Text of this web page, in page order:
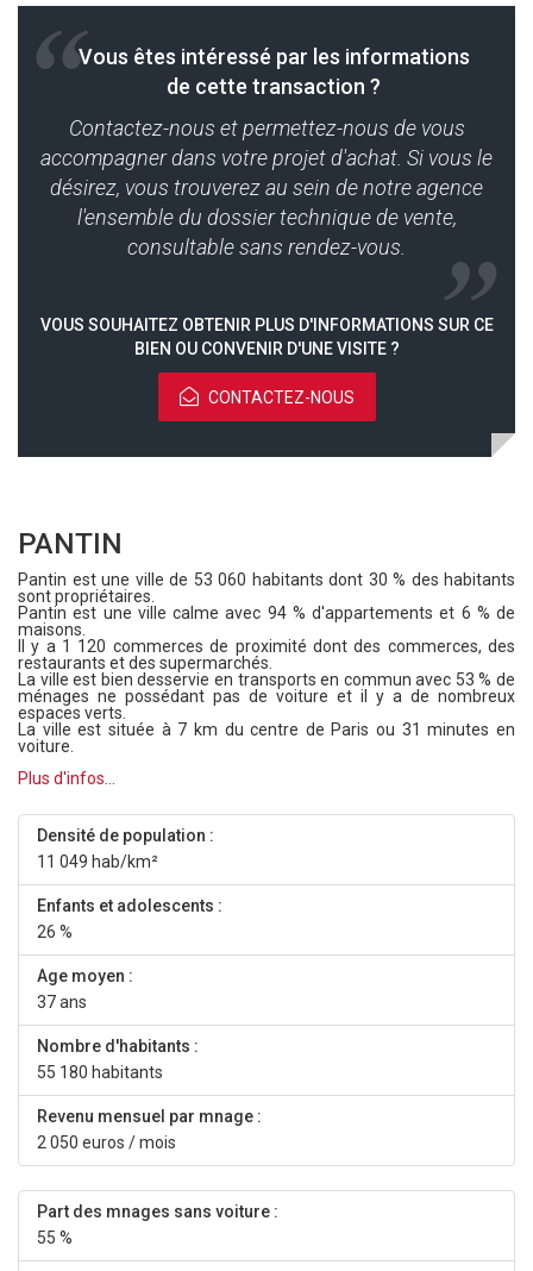
Vous êtes intéressé par les informations
de cette transaction ?
Contactez-nous et permettez-nous de vous
accompagner dans votre projet d'achat. Si vous le
désirez, vous trouverez au sein de notre agence
l'ensemble du dossier technique de vente,
consultable sans rendez-vous.
VOUS SOUHAITEZ OBTENIR PLUS D'INFORMATIONS SUR CE
BIEN OU CONVENIR D'UNE VISITE ?
CONTACTEZ-NOUS
PANTIN
Pantin est une ville de 53 060 habitants dont 30 % des habitants
sont propriétaires.
Pantin est une ville calme avec 94 % d'appartements et 6 % de
maisons.
Il y a 1 120 commerces de proximité dont des commerces, des
restaurants et des supermarchés.
La ville est bien desservie en transports en commun avec 53 % de
ménages ne possédant pas de voiture et il y a de nombreux
espaces verts.
La ville est située à 7 km du centre de Paris ou 31 minutes en
voiture.
Plus d'infos...
Densité de population :
11 049 hab/km²
Enfants et adolescents :
26 %
Age moyen :
37 ans
Nombre d'habitants :
55 180 habitants
Revenu mensuel par mnage :
2 050 euros / mois
Part des mnages sans voiture :
55 %